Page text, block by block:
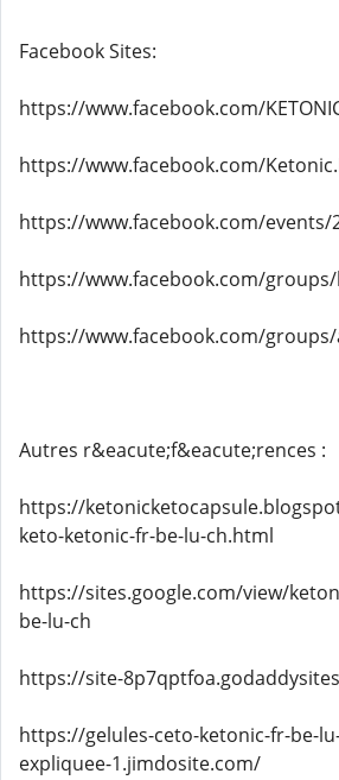
Facebook Sites:
https://www.facebook.com/
https://www.facebook.com/
https://www.facebook.com/events/
https://www.facebook.com/
https://www.facebook.com/
Autres r&eacute;f&eacute;rences :
https://
keto-ketonic-fr-be-lu-ch.html
https://sites.google.com/view/
be-lu-ch
https://site-
https://gelules-ceto-ketonic-fr-be-
expliquee-1.jimdosite.com/